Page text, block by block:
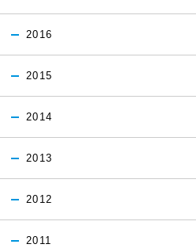
2016
2015
2014
2013
2012
2011